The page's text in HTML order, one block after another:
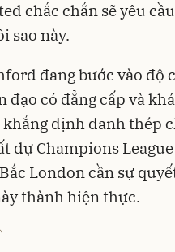
chắc chắn sẽ yêu
sao này.
đang bước vào độ
đạo có đẳng cấp và
định đanh thép
dự Champions
London cần sự
thành hiện thực.